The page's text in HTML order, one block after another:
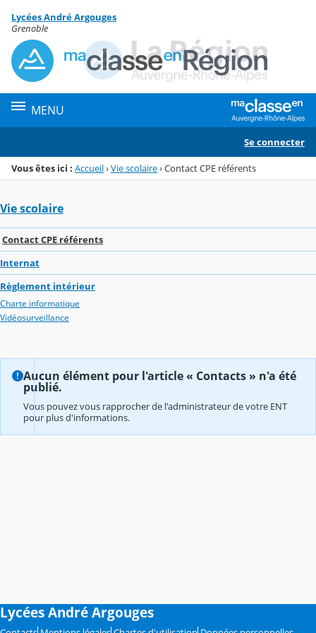
Menu de la rubrique
Contenu
Lycées André Argouges
Grenoble
MENU
Se connecter
Vous êtes ici : Accueil›Vie scolaire›Contact CPE référents
Vie scolaire
Contact CPE référents
Internat
Règlement intérieur
Charte informatique
Vidéosurveillance
Aucun élément pour l'article « Contacts » n'a été
publié.
Vous pouvez vous rapprocher de l'administrateur de votre ENT
pour plus d'informations.
Lycées André Argouges